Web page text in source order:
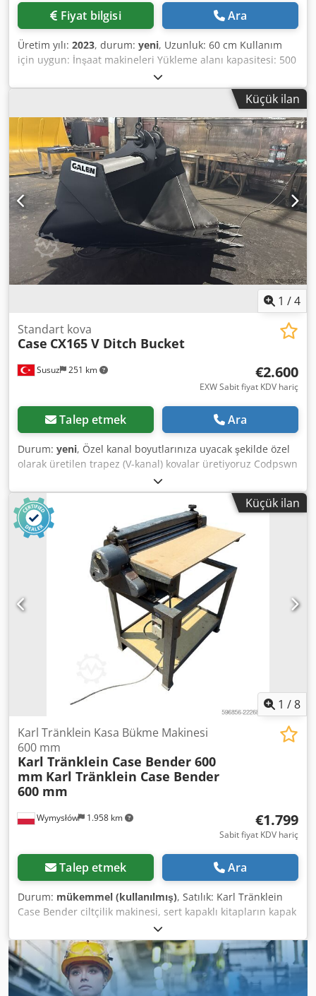
Fiyat bilgisi Ara
Üretim yılı: 2023, durum: yeni, Uzunluk: 60 cm Kullanım
için uygun: İnşaat makineleri Yükleme alanı kapasitesi: 500
l Chodpfx Agspq Tbuouja Garanti: 6 ay
Küçük ilan
1 /4
Susuz 251 km
Standart kova
Case CX165 V Ditch Bucket
€2.600
EXW Sabit fiyat KDV hariç
Talep etmek Ara
Durum: yeni, Özel kanal boyutlarınıza uyacak şekilde özel
olarak üretilen trapez (V-kanal) kovalar üretiyoruz Codpswn
Küçük ilan
1 /8
Wymysłów 1.958 km
Karl Tränklein Kasa Bükme Makinesi
600 mm
Karl Tränklein Case Bender 600
mm Karl Tränklein Case Bender
600 mm
€1.799
Sabit fiyat KDV hariç
Talep etmek Ara
Durum: mükemmel (kullanılmış), Satılık: Karl Tränklein
Case Bender ciltçilik makinesi, sert kapaklı kitapların kapak
sırtlarının şekillendirilmesi ve bükülmesi için
tasarlanmıştır. Cihaz, kapaklara uygun bir yarıçap vererek
kitap bloğuna mükemmel uyum sağlar. Makine, farklı
kalınlıktaki kapaklara uyum sağlayabilen ayarlanabilir
makaralarla donatılmıştır. Sağlam, dökme demir